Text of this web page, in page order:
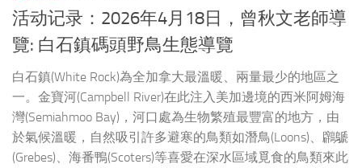
活动记录：2026年4月18日，曾秋文老師導
覽: 白石鎮碼頭野鳥生態導覽
白石鎮(White Rock)為全加拿大最溫暖、兩量最少的地區之
一。金寶河(Campbell River)在此注入美加邊境的西米阿姆海
灣(Semiahmoo Bay)，河口處為生物繁殖最豐富的地方，由
於氣候溫暖，自然吸引許多避寒的鳥類如潛鳥(Loons)、鸊鷈
(Grebes)、海番鴨(Scoters)等喜愛在深水區域覓食的鳥類來此